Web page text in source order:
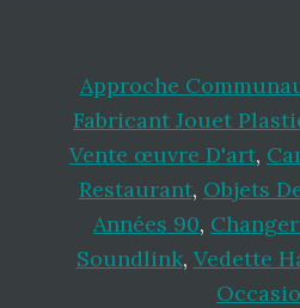
Approche
Fabricant Jouet
Vente œuvre D'art,
Restaurant, Objets
Années 90,
Soundlink, Vedette